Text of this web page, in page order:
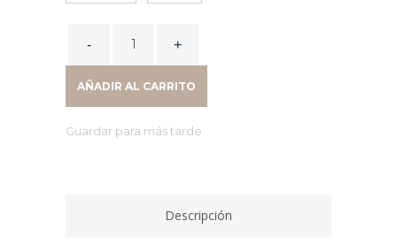
Y
AÑADIR AL CARRITO
Guardar para más tarde
Descripción